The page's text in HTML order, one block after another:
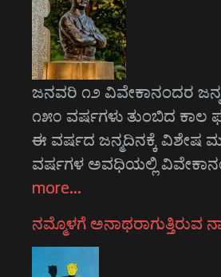
ಜನವರಿ ೧೨ ವಿವೇಕಾನಂದರ
೧೫೦ ವರ್ಷಗಳು ತುಂಬಿದ ಕಾಲ
ಈ ವರ್ಷದ ಜನ್ಮದಿನಕ್ಕೆ ವಿಶೇಷ
ವರ್ಷಗಳ ಅವಧಿಯಲ್ಲಿ
more…
ನಮ್ಮೊಳಗೆ ಅನಾಥರಾಗುತ್ತಿರುವ